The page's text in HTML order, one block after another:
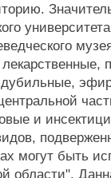
и
могут быть
области".